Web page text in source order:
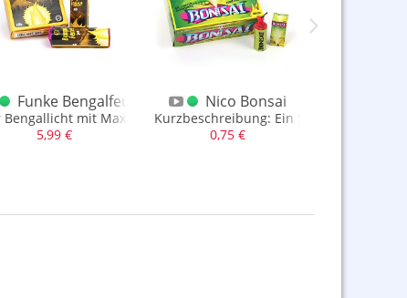
Funke Bengalfeuer Gelb
Bengallicht mit Max. NEM von 20gr., Kat. 1
5,99 €
Nico Bonsai
Kurzbeschreibung: Ein Stück mit
0,75 €